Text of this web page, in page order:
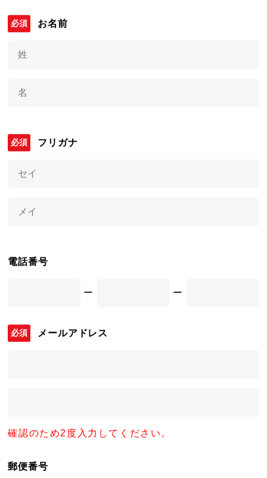
お名前
フリガナ
電話番号
ー ー
メールアドレス
確認のため2度入力してください。
郵便番号